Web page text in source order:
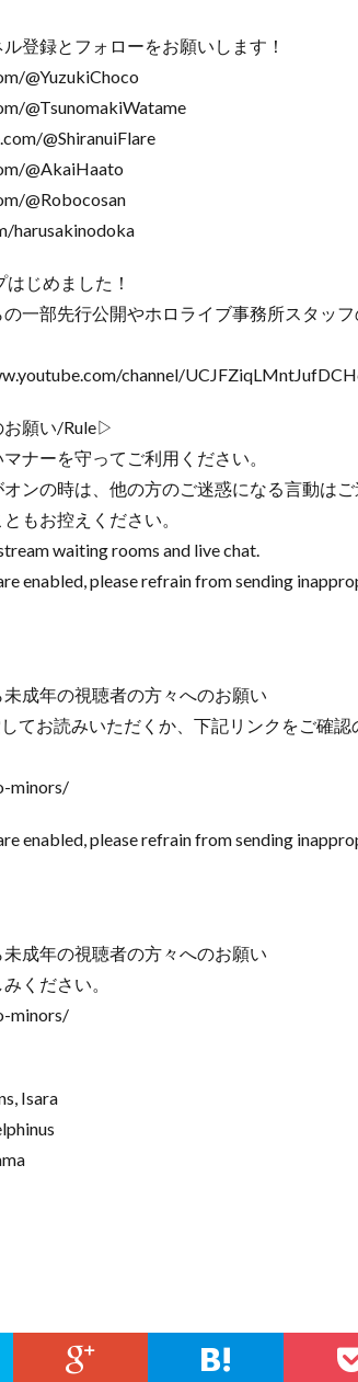
登録とフォローをお願いします！
@YuzukiChoco
@TsunomakiWatame
@ShiranuiFlare
@AkaiHaato
@Robocosan
harusakinodoka
じめました！
一部先行公開やホロライブ事務所スタッ
channel/
願い/Rule▷
ナーを守ってご利用ください。
ンの時は、他の方のご迷惑になる言動は
もお控えください。
waiting rooms and live chat.
enabled, please refrain from sending
成年の視聴者の方々へのお願い
てお読みいただくか、下記リンクをご確認
minors/
enabled, please refrain from sending
成年の視聴者の方々へのお願い
ください。
minors/
Isara